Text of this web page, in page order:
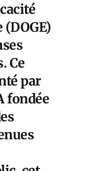
. Ce
par
fondée